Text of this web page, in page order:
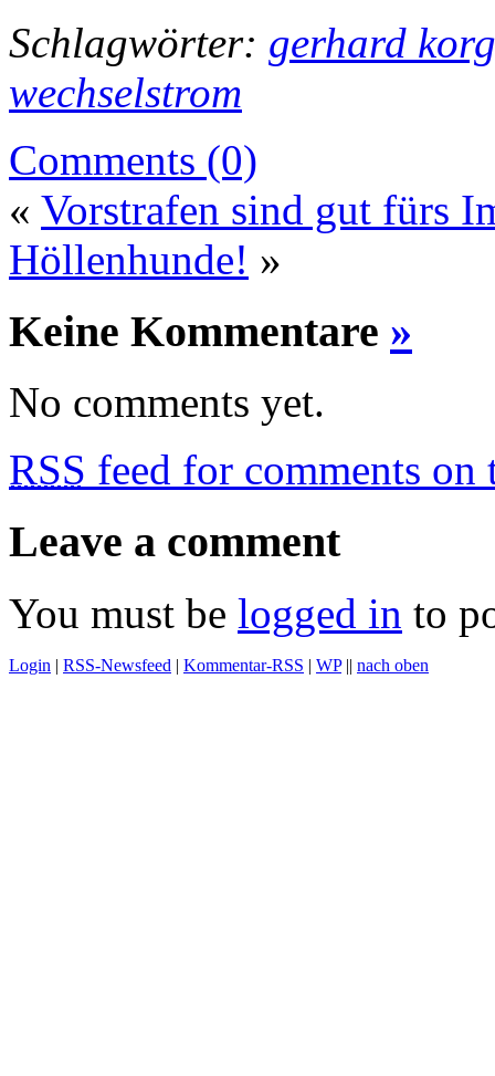
Schlagwörter: gerhard
wechselstrom
Comments (0)
« Vorstrafen sind gut fürs
Höllenhunde! »
Keine Kommentare »
No comments yet.
RSS feed for comments on
Leave a comment
You must be logged in to
Login | RSS-Newsfeed | Kommentar-RSS | WP|| nach oben